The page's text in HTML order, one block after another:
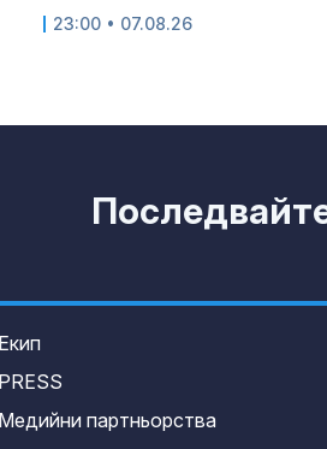
23:00 • 07.08.26
Екип
PRESS
Медийни партньорства